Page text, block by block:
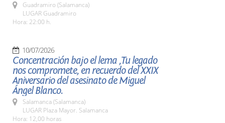
Guadramiro (Salamanca)
LUGAR Guadramiro
Hora: 22:00 h.
10/07/2026
Concentración bajo el lema ,Tu legado
nos compromete, en recuerdo del XXIX
Aniversario del asesinato de Miguel
Ángel Blanco.
Salamanca (Salamanca)
LUGAR Plaza Mayor. Salamanca
Hora: 12,00 horas